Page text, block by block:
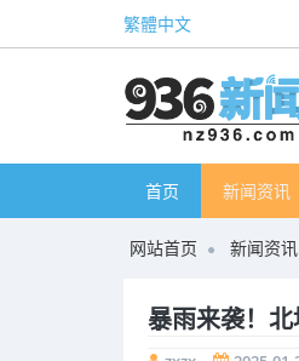
繁體中文
首页 新闻资讯
网站首页 新闻资讯
暴雨来袭！